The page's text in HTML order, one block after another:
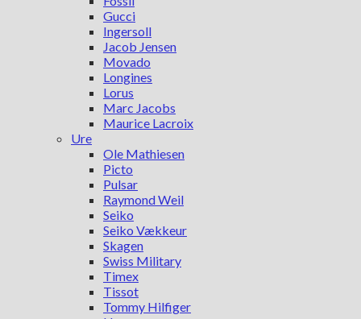
Gucci
Ingersoll
Jacob Jensen
Movado
Longines
Lorus
Marc Jacobs
Maurice Lacroix
Ure
Ole Mathiesen
Picto
Pulsar
Raymond Weil
Seiko
Seiko Vækkeur
Skagen
Swiss Military
Timex
Tissot
Tommy Hilfiger